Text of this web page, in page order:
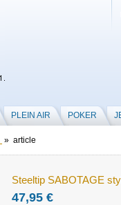
PLEIN AIR POKER
» article
Steeltip SABOTAGE
47,95 €